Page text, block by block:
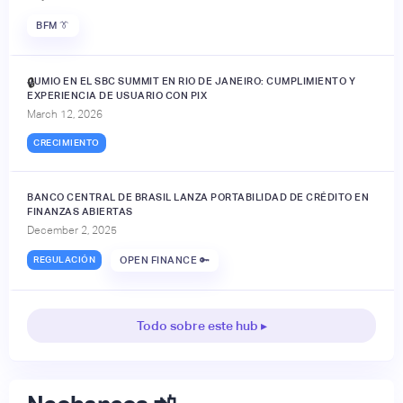
BFM 👔
JUMIO EN EL SBC SUMMIT EN RIO DE JANEIRO: CUMPLIMIENTO Y
EXPERIENCIA DE USUARIO CON PIX
March 12, 2026
CRECIMIENTO
🔒
BANCO CENTRAL DE BRASIL LANZA PORTABILIDAD DE CRÉDITO EN
FINANZAS ABIERTAS
December 2, 2025
REGULACIÓN OPEN FINANCE 🔑
Todo sobre este hub ▸